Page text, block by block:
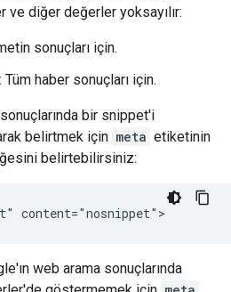
ve diğer değerler yoksayılır:
sonuçları için.
: Tüm haber sonuçları için.
bir snippet'i
belirtmek için meta etiketinin
belirtebilirsiniz:
content="nosnippet">
web arama sonuçlarında